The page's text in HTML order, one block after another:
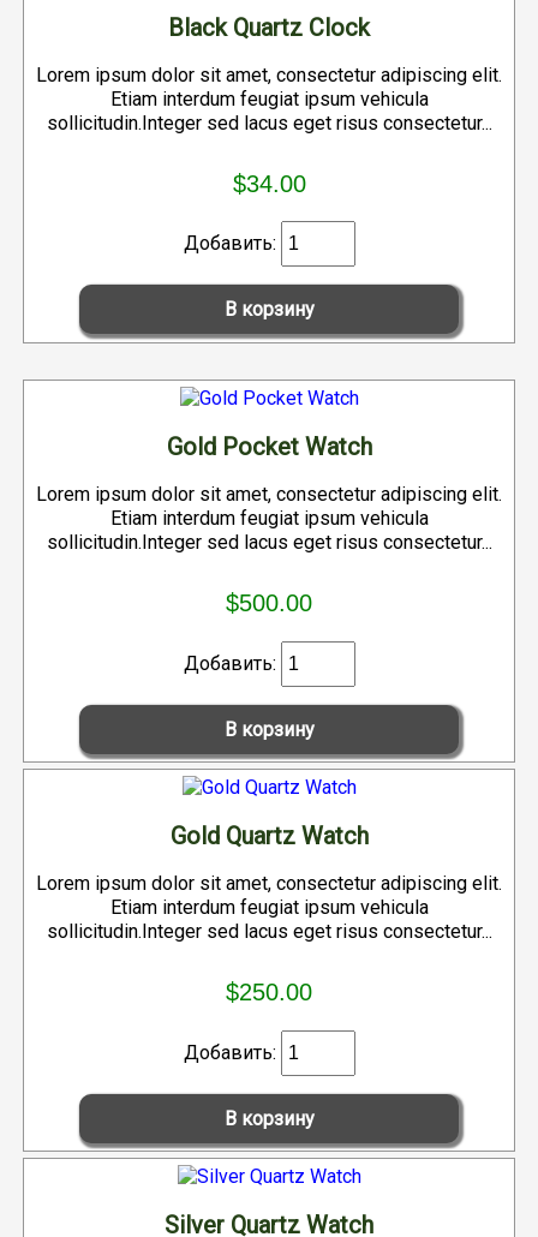
Black Quartz Clock
Lorem ipsum dolor sit amet, consectetur adipiscing elit.
Etiam interdum feugiat ipsum vehicula
sollicitudin.Integer sed lacus eget risus consectetur...
$34.00
Добавить:
Gold Pocket Watch
Lorem ipsum dolor sit amet, consectetur adipiscing elit.
Etiam interdum feugiat ipsum vehicula
sollicitudin.Integer sed lacus eget risus consectetur...
$500.00
Добавить:
Gold Quartz Watch
Lorem ipsum dolor sit amet, consectetur adipiscing elit.
Etiam interdum feugiat ipsum vehicula
sollicitudin.Integer sed lacus eget risus consectetur...
$250.00
Добавить:
Silver Quartz Watch